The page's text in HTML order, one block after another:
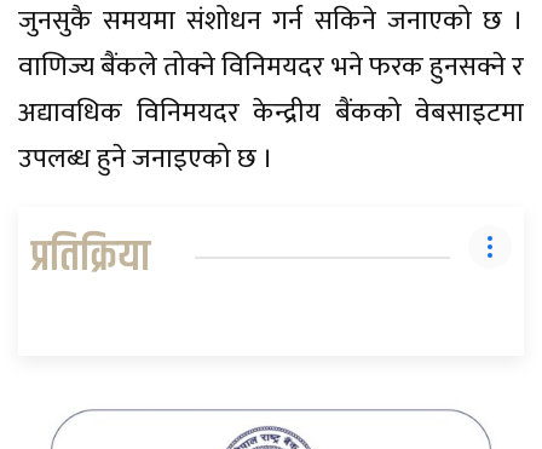
जुनसुकै समयमा संशोधन गर्न सकिने जनाएको छ ।
वाणिज्य बैंकले तोक्ने विनिमयदर भने फरक हुनसक्ने र
अद्यावधिक विनिमयदर केन्द्रीय बैंकको वेबसाइटमा
उपलब्ध हुने जनाइएको छ ।
प्रतिक्रिया